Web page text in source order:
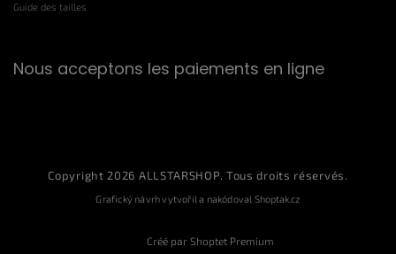
Guide des tailles
Nous acceptons les paiements en ligne
Créé par Shoptet Premium
Copyright 2026 ALLSTARSHOP. Tous droits réservés.
Grafický návrh vytvořil a nakódoval Shoptak.cz